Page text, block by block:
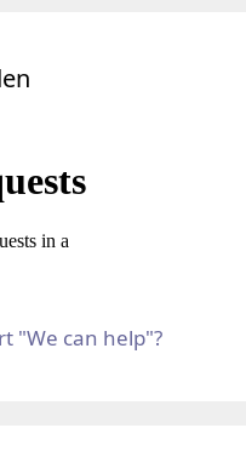
"We can help"?